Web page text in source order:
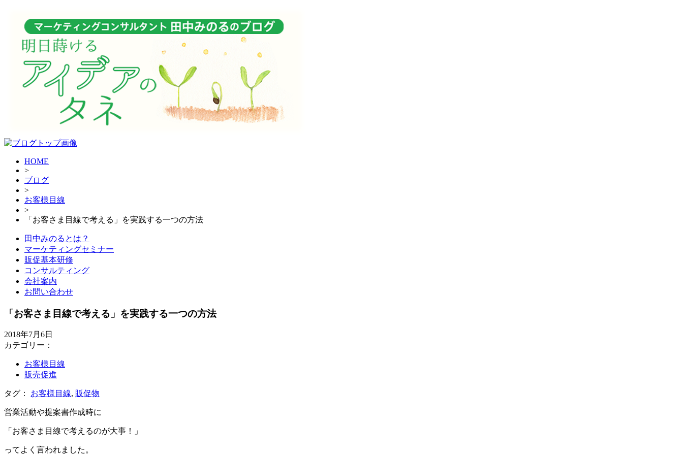
HOME
>
ブログ
>
お客様目線
>
「お客さま目線で考える」を実践する一つの方法
田中みのるとは？
マーケティングセミナー
販促基本研修
コンサルティング
会社案内
お問い合わせ
「お客さま目線で考える」を実践する一つの方法
2018年7月6日
カテゴリー：
お客様目線
販売促進
タグ： お客様目線, 販促物
営業活動や提案書作成時に
「お客さま目線で考えるのが大事！」
ってよく言われました。